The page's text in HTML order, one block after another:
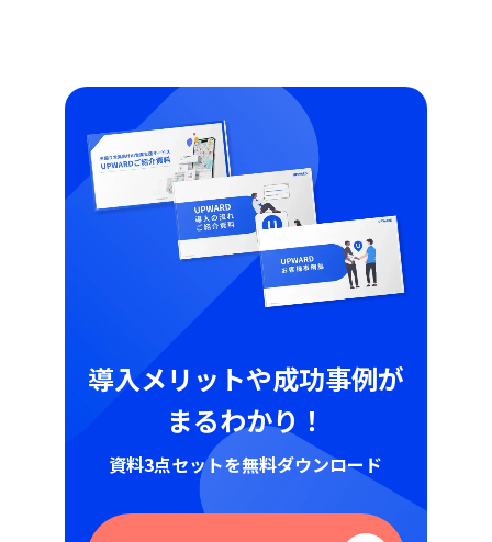
導入メリットや成功事例が
まるわかり！
資料3点セットを無料ダウンロード